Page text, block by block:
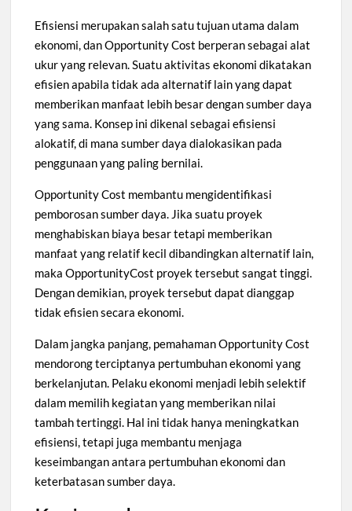
Efisiensi merupakan salah satu tujuan utama dalam
ekonomi, dan Opportunity Cost berperan sebagai alat
ukur yang relevan. Suatu aktivitas ekonomi dikatakan
efisien apabila tidak ada alternatif lain yang dapat
memberikan manfaat lebih besar dengan sumber daya
yang sama. Konsep ini dikenal sebagai efisiensi
alokatif, di mana sumber daya dialokasikan pada
penggunaan yang paling bernilai.
Opportunity Cost membantu mengidentifikasi
pemborosan sumber daya. Jika suatu proyek
menghabiskan biaya besar tetapi memberikan
manfaat yang relatif kecil dibandingkan alternatif lain,
maka OpportunityCost proyek tersebut sangat tinggi.
Dengan demikian, proyek tersebut dapat dianggap
tidak efisien secara ekonomi.
Dalam jangka panjang, pemahaman Opportunity Cost
mendorong terciptanya pertumbuhan ekonomi yang
berkelanjutan. Pelaku ekonomi menjadi lebih selektif
dalam memilih kegiatan yang memberikan nilai
tambah tertinggi. Hal ini tidak hanya meningkatkan
efisiensi, tetapi juga membantu menjaga
keseimbangan antara pertumbuhan ekonomi dan
keterbatasan sumber daya.